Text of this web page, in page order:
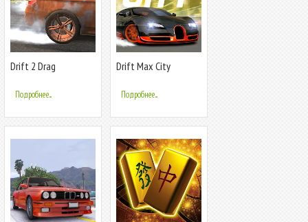
Drift 2 Drag
Подробнее...
Drift Max City
Подробнее...